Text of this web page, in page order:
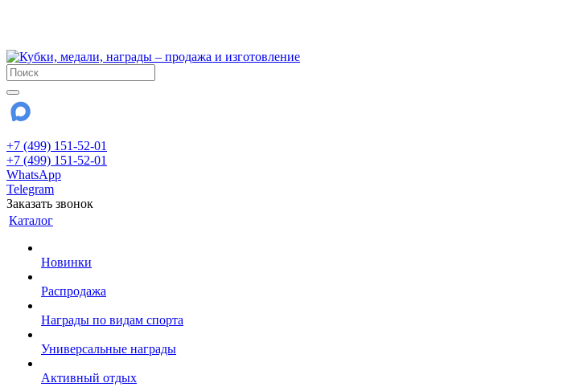
+7 (499) 151-52-01
+7 (499) 151-52-01
WhatsApp
Telegram
Заказать звонок
Каталог
Новинки
Распродажа
Награды по видам спорта
Универсальные награды
Активный отдых